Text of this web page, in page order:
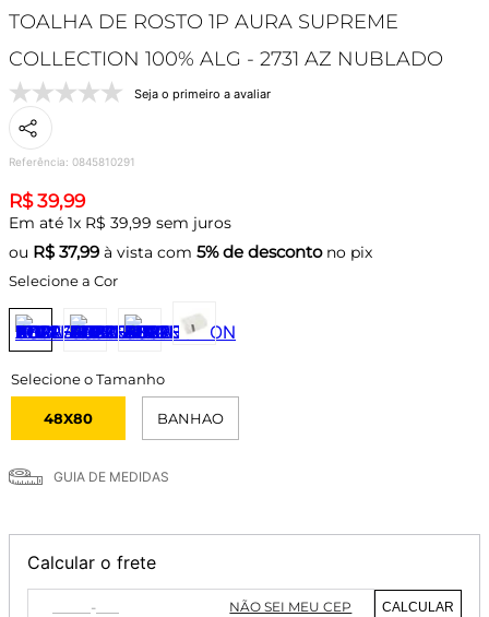
TOALHA DE ROSTO 1P AURA SUPREME
COLLECTION 100% ALG - 2731 AZ NUBLADO
Seja o primeiro a avaliar
Referência: 0845810291
R$ 39,99
Em até 1x R$ 39,99 sem juros
ou R$ 37,99 à vista com 5% de descontono pix
Selecione a Cor
48X80 BANHAO
GUIA DE MEDIDAS
Calcular o frete
NÃO SEI MEU CEP CALCULAR